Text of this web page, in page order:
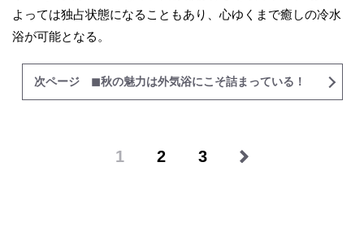
よっては独占状態になることもあり、心ゆくまで癒しの冷水
浴が可能となる。
次ページ ◼︎秋の魅力は外気浴にこそ詰まっている！
1 2 3